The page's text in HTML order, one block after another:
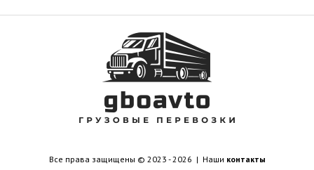
Все права защищены © 2023 - 2026 | Наши контакты